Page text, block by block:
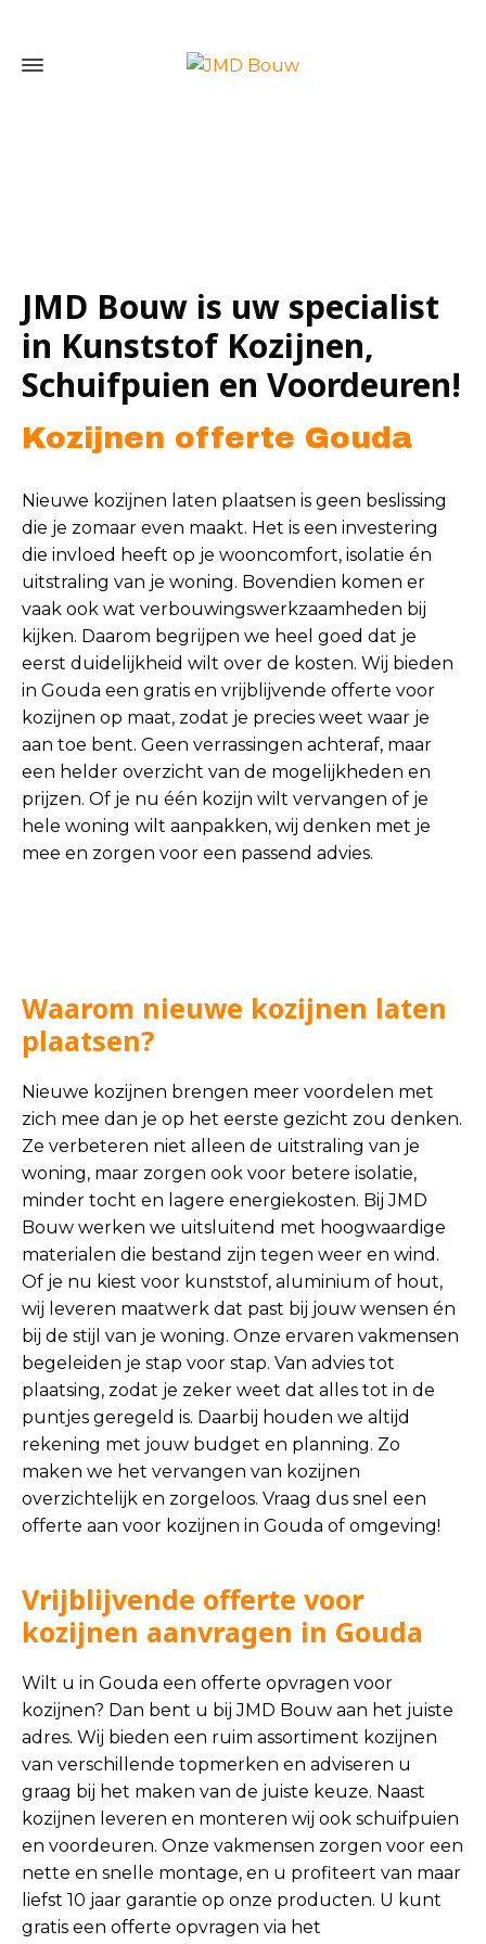
JMD Bouw is uw specialist
in Kunststof Kozijnen,
Schuifpuien en Voordeuren!
Kozijnen offerte Gouda
Nieuwe kozijnen laten plaatsen is geen beslissing
die je zomaar even maakt. Het is een investering
die invloed heeft op je wooncomfort, isolatie én
uitstraling van je woning. Bovendien komen er
vaak ook wat verbouwingswerkzaamheden bij
kijken. Daarom begrijpen we heel goed dat je
eerst duidelijkheid wilt over de kosten. Wij bieden
in Gouda een gratis en vrijblijvende offerte voor
kozijnen op maat, zodat je precies weet waar je
aan toe bent. Geen verrassingen achteraf, maar
een helder overzicht van de mogelijkheden en
prijzen. Of je nu één kozijn wilt vervangen of je
hele woning wilt aanpakken, wij denken met je
mee en zorgen voor een passend advies.
Waarom nieuwe kozijnen laten
plaatsen?
Nieuwe kozijnen brengen meer voordelen met
zich mee dan je op het eerste gezicht zou denken.
Ze verbeteren niet alleen de uitstraling van je
woning, maar zorgen ook voor betere isolatie,
minder tocht en lagere energiekosten. Bij JMD
Bouw werken we uitsluitend met hoogwaardige
materialen die bestand zijn tegen weer en wind.
Of je nu kiest voor kunststof, aluminium of hout,
wij leveren maatwerk dat past bij jouw wensen én
bij de stijl van je woning. Onze ervaren vakmensen
begeleiden je stap voor stap. Van advies tot
plaatsing, zodat je zeker weet dat alles tot in de
puntjes geregeld is. Daarbij houden we altijd
rekening met jouw budget en planning. Zo
maken we het vervangen van kozijnen
overzichtelijk en zorgeloos. Vraag dus snel een
offerte aan voor kozijnen in Gouda of omgeving!
Vrijblijvende offerte voor
kozijnen aanvragen in Gouda
Wilt u in Gouda een offerte opvragen voor
kozijnen? Dan bent u bij JMD Bouw aan het juiste
adres. Wij bieden een ruim assortiment kozijnen
van verschillende topmerken en adviseren u
graag bij het maken van de juiste keuze. Naast
kozijnen leveren en monteren wij ook schuifpuien
en voordeuren. Onze vakmensen zorgen voor een
nette en snelle montage, en u profiteert van maar
liefst 10 jaar garantie op onze producten. U kunt
gratis een offerte opvragen via het